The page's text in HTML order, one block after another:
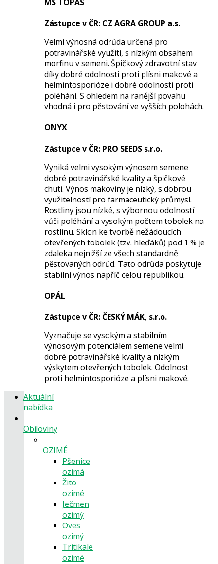
MS TOPAS
Zástupce v ČR: CZ AGRA GROUP a.s.
Velmi výnosná odrůda určená pro
potravinářské využití, s nízkým obsahem
morfinu v semeni. Špičkový zdravotní stav
díky dobré odolnosti proti plísni makové a
helmintosporióze i dobré odolnosti proti
poléhání. S ohledem na ranější povahu
vhodná i pro pěstování ve vyšších polohách.
ONYX
Zástupce v ČR: PRO SEEDS s.r.o.
Vyniká velmi vysokým výnosem semene
dobré potravinářské kvality a špičkové
chuti. Výnos makoviny je nízký, s dobrou
využitelností pro farmaceutický průmysl.
Rostliny jsou nízké, s výbornou odolností
vůči poléhání a vysokým počtem tobolek na
rostlinu. Sklon ke tvorbě nežádoucích
otevřených tobolek (tzv. hleďáků) pod 1 % je
zdaleka nejnižší ze všech standardně
pěstovaných odrůd. Tato odrůda poskytuje
stabilní výnos napříč celou republikou.
OPÁL
Zástupce v ČR: ČESKÝ MÁK, s.r.o.
Vyznačuje se vysokým a stabilním
výnosovým potenciálem semene velmi
dobré potravinářské kvality a nízkým
výskytem otevřených tobolek. Odolnost
proti helmintosporióze a plísni makové.
Aktuální
nabídka
Obiloviny
OZIMÉ
Pšenice
ozimá
Žito
ozimé
Ječmen
ozimý
Oves
ozimý
Tritikale
ozimé